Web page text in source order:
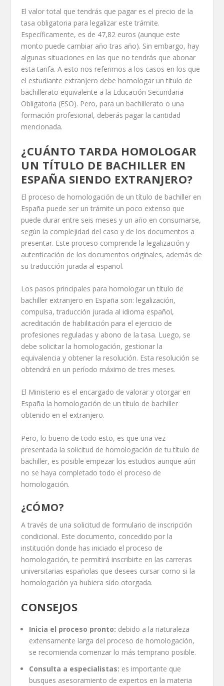
El valor total que tendrás que pagar es el precio de la
tasa obligatoria para legalizar este trámite.
Específicamente, es de 47,82 euros (aunque este
monto puede cambiar año tras año). Sin embargo, hay
algunas situaciones en las que no tendrás que abonar
esta tarifa. A esto nos referimos a los casos en los que
el estudiante extranjero debe homologar un título de
bachillerato equivalente a la Educación Secundaria
Obligatoria (ESO). Pero, para un bachillerato o una
formación profesional, deberás pagar la cantidad
mencionada.
¿CUÁNTO TARDA HOMOLOGAR
UN TÍTULO DE BACHILLER EN
ESPAÑA SIENDO EXTRANJERO?
El proceso de homologación de un título de bachiller en
España puede ser un trámite un poco extenso que
puede durar entre seis meses y un año en consumarse,
según la complejidad del caso y de los documentos a
presentar. Este proceso comprende la legalización y
autenticación de los documentos originales, además de
su traducción jurada al español.
Los pasos principales para homologar un título de
bachiller extranjero en España son: legalización,
compulsa, traducción jurada al idioma español,
acreditación de habilitación para el ejercicio de
profesiones reguladas y abono de la tasa. Luego, se
debe solicitar la homologación, gestionar la
equivalencia y obtener la resolución. Esta resolución se
obtendrá en un período máximo de tres meses.
El Ministerio es el encargado de valorar y otorgar en
España la homologación de un título de bachiller
obtenido en el extranjero.
Pero, lo bueno de todo esto, es que una vez
presentada la solicitud de homologación de tu título de
bachiller, es posible empezar los estudios aunque aún
no se haya completado todo el proceso de
homologación.
¿CÓMO?
A través de una solicitud de formulario de inscripción
condicional. Este documento, concedido por la
institución donde has iniciado el proceso de
homologación, te permitirá inscribirte en las carreras
universitarias españolas que desees cursar como si la
homologación ya hubiera sido otorgada.
CONSEJOS
Inicia el proceso pronto: debido a la naturaleza
extensamente larga del proceso de homologación,
se recomienda comenzar lo más temprano posible.
Consulta a especialistas: es importante que
busques asesoramiento de expertos en la materia